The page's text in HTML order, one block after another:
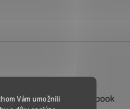
Vám umožnili
Facebook